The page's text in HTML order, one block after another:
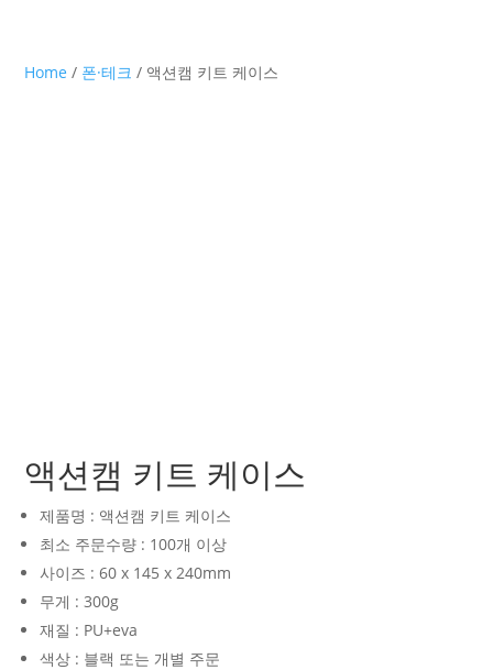
Home / 폰·테크 / 액션캠 키트 케이스
액션캠 키트 케이스
제품명 : 액션캠 키트 케이스
최소 주문수량 : 100개 이상
사이즈 : 60 x 145 x 240mm
무게 : 300g
재질 : PU+eva
색상 : 블랙 또는 개별 주문